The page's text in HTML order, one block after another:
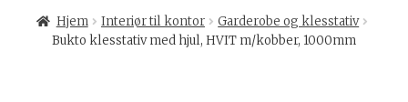
Til kassen
Hjem Interiør til kontor
Garderobe og klesstativ
Bukto klesstativ med hjul, HVIT m/kobber, 1000mm